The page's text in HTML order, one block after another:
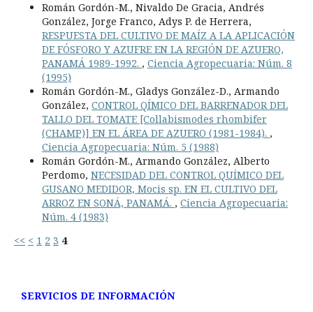
Román Gordón-M., Nivaldo De Gracia, Andrés
González, Jorge Franco, Adys P. de Herrera,
RESPUESTA DEL CULTIVO DE MAÍZ A LA APLICACIÓN
DE FÓSFORO Y AZUFRE EN LA REGIÓN DE AZUERO,
PANAMÁ 1989-1992. , Ciencia Agropecuaria: Núm. 8
(1995)
Román Gordón-M., Gladys González-D., Armando
González, CONTROL QÍMICO DEL BARRENADOR DEL
TALLO DEL TOMATE [Collabismodes rhombifer
(CHAMP)] EN EL ÁREA DE AZUERO (1981-1984). ,
Ciencia Agropecuaria: Núm. 5 (1988)
Román Gordón-M., Armando González, Alberto
Perdomo, NECESIDAD DEL CONTROL QUÍMICO DEL
GUSANO MEDIDOR, Mocis sp. EN EL CULTIVO DEL
ARROZ EN SONÁ, PANAMÁ. , Ciencia Agropecuaria:
Núm. 4 (1983)
<< < 1 2 3 4
SERVICIOS DE INFORMACIÓN